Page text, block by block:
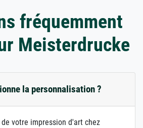
fréquemment
Meisterdrucke
la personnalisation ?
votre impression d'art chez